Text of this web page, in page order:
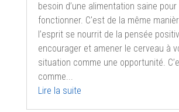
besoin d’une alimentation saine pour
fonctionner. C'est de la même
l’esprit se nourrit de la pensée
encourager et amener le cerveau à
situation comme une opportunité.
comme...
Lire la suite